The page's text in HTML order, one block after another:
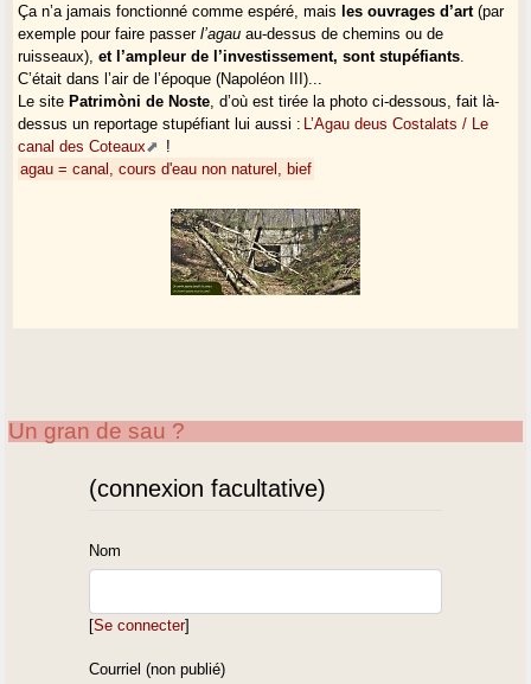
économiques,
linguistiques) qui
unissent le peuple de
trouver plus de
points communs que
Ça n’a jamais fonctionné comme espéré, mais les ouvrages d’art(par
exemple pour faire passerl’agau au-dessus de chemins ou de
ruisseaux),et l’ampleur de l’investissement, sont stupéfiants
C’était dans l’air de l’époque (Napoléon III)...
Le site Patrimòni de Noste , d’où est tirée la photo ci-dessous, fait là-
dessus un reportage stupéfiant lui aussi : L’Agau deus Costalats / Le
canal des Coteaux
!
agau = canal, cours d'eau non naturel, bief
Un gran de sau ?
(connexion facultative)
Nom
[Se connecter]
Courriel (non publié)